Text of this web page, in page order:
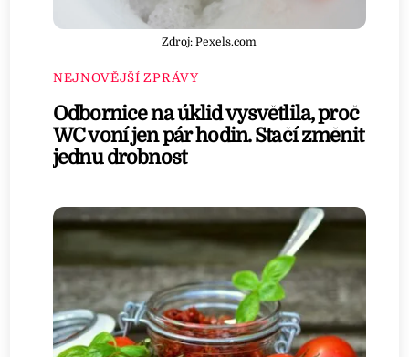
Zdroj: Pexels.com
NEJNOVĚJŠÍ ZPRÁVY
Odbornice na úklid vysvětlila, proč
WC voní jen pár hodin. Stačí změnit
jednu drobnost